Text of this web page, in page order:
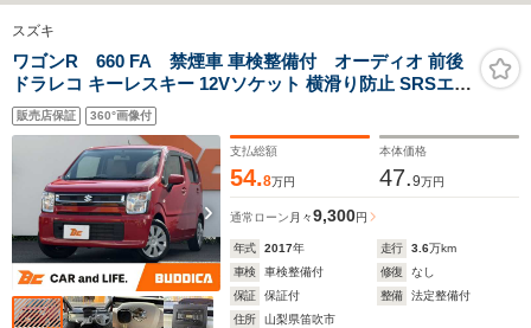
スズキ
ワゴンR 660 FA 禁煙車 車検整備付 オーディオ 前後
ドラレコ キーレスキー 12Vソケット 横滑り防止 SRSエア
バッグ ヘッドライトレベライザー バニティミラー ウレタ
ン製ステア マット/バイザー ABS 電格ミラー アームレス
販売店保証 360°画像付
支払総額
54.8万円
本体価格
47.9万円
通常ローン 月々9,300円
年式 2017年 走行 3.6万km
車検
車検整備付 修復
なし
保証
保証付 整備
法定整備付
住所
山梨県笛吹市